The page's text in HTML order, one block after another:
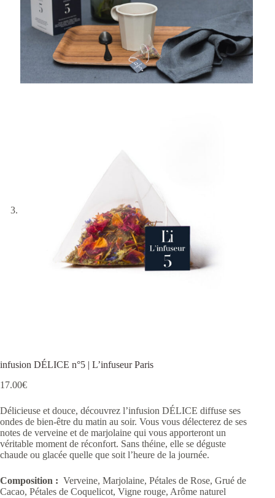
infusion DÉLICE n°5 | L’infuseur Paris
17.00€
Délicieuse et douce, découvrez l’infusion DÉLICE diffuse ses
ondes de bien-être du matin au soir. Vous vous délecterez de ses
notes de verveine et de marjolaine qui vous apporteront un
véritable moment de réconfort. Sans théine, elle se déguste
chaude ou glacée quelle que soit l’heure de la journée.
Composition : Verveine, Marjolaine, Pétales de Rose, Grué de
Cacao, Pétales de Coquelicot, Vigne rouge, Arôme naturel